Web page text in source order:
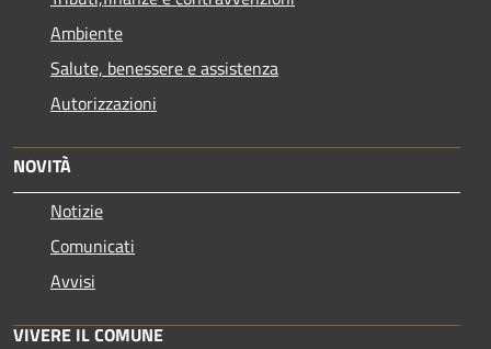
Ambiente
Salute, benessere e assistenza
Autorizzazioni
NOVITÀ
Notizie
Comunicati
Avvisi
VIVERE IL COMUNE